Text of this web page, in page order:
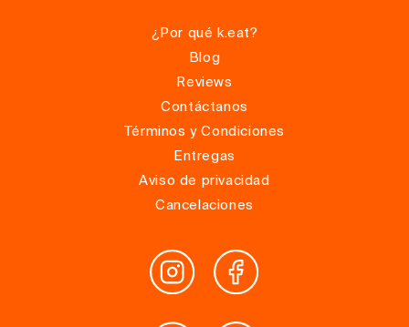
¿Por qué k.eat?
Blog
Reviews
Contáctanos
Términos y Condiciones
Entregas
Aviso de privacidad
Cancelaciones